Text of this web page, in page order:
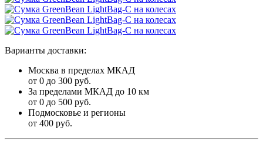
Варианты доставки:
Москва в пределах МКАД
от 0 до 300 руб.
За пределами МКАД до 10 км
от 0 до 500 руб.
Подмосковье и регионы
от 400 руб.